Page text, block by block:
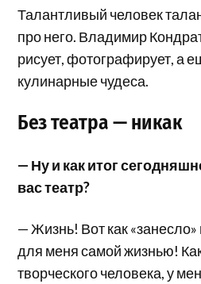
Талантливый человек
про него. Владимир
рисует, фотографирует, а
кулинарные чудеса.
Без театра — никак
— Ну и как итог
вас театр?
— Жизнь! Вот как «занесло»
для меня самой жизнью!
творческого человека, у